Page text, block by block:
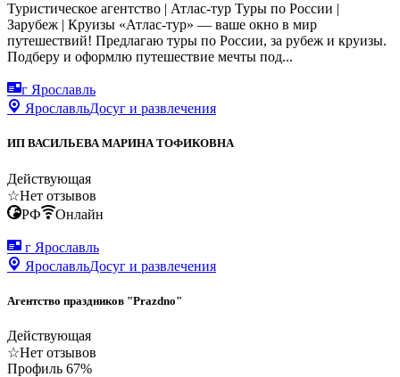
Туристическое агентство | Атлас-тур Туры по России |
Зарубеж | Круизы «Атлас‑тур» — ваше окно в мир
путешествий! Предлагаю туры по России, за рубеж и круизы.
Подберу и оформлю путешествие мечты под...
г Ярославль
ЯрославльДосуг и развлечения
ИП ВАСИЛЬЕВА МАРИНА ТОФИКОВНА
Действующая
☆Нет отзывов
РФ
Онлайн
г Ярославль
ЯрославльДосуг и развлечения
Агентство праздников "Prazdno"
Действующая
☆Нет отзывов
Профиль 67%